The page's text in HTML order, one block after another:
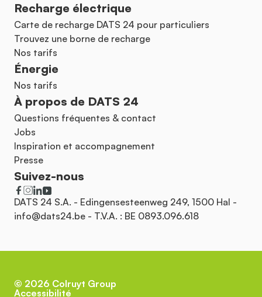
Recharge électrique
Carte de recharge DATS 24 pour particuliers
Trouvez une borne de recharge
Nos tarifs
Énergie
Nos tarifs
À propos de DATS 24
Questions fréquentes & contact
Jobs
Inspiration et accompagnement
Presse
Suivez-nous
DATS 24 S.A. - Edingensesteenweg 249, 1500 Hal -
info@dats24.be - T.V.A. : BE 0893.096.618
© 2026 Colruyt Group
Accessibilité